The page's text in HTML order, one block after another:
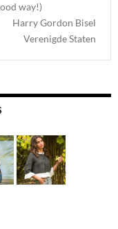
way!)
Harry Gordon Bisel
Verenigde Staten